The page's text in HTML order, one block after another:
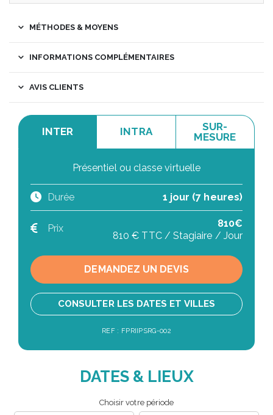
MÉTHODES & MOYENS
INFORMATIONS COMPLÉMENTAIRES
AVIS CLIENTS
INTER INTRA
SUR-
MESURE
Présentiel ou classe virtuelle
Durée 1 jour (7 heures)
Prix
810€
810 € TTC / Stagiaire / Jour
DEMANDEZ UN DEVIS
CONSULTER LES DATES ET VILLES
REF : FPRIIPSRG-002
DATES & LIEUX
Choisir votre période